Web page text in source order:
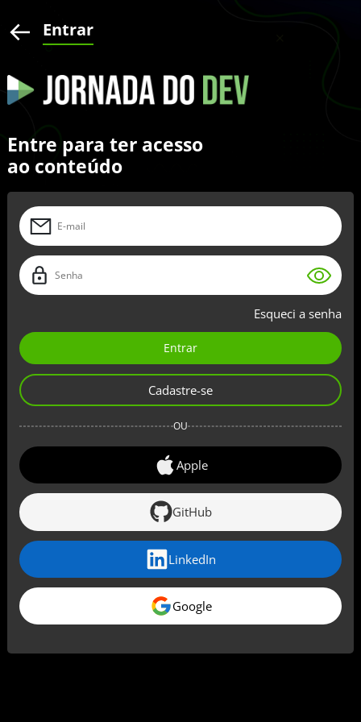
Entrar
Entre para ter acesso
ao conteúdo
Esqueci a senha
Entrar
Cadastre-se
OU
Apple
GitHub
LinkedIn
Google